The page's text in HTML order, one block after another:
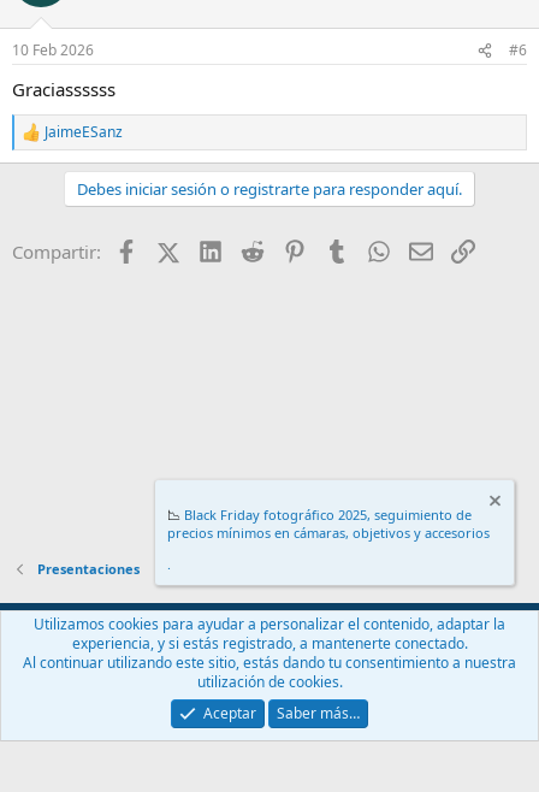
10 Feb 2026 #6
Graciassssss
R
e
o
JaimeESanz
Debes iniciar sesión o registrarte para responder aquí.
Compartir: FacebookX (Twitter)
LinkedIn
Reddit PinterestTumblr WhatsApp
EmailEnlace
Presentaciones
Español (ES)
Contáctanos
Términos y reglas Política de privacidad
Ayuda
Community platform by XenForo® © 2010-2024 XenForo Ltd.
📉 Black Friday fotográfico 2025, seguimiento de
precios mínimos en cámaras, objetivos y accesorios
.
Utilizamos cookies para ayudar a personalizar el contenido, adaptar la
experiencia, y si estás registrado, a mantenerte conectado.
Al continuar utilizando este sitio, estás dando tu consentimiento a nuestra
utilización de cookies.
Aceptar
Saber más…